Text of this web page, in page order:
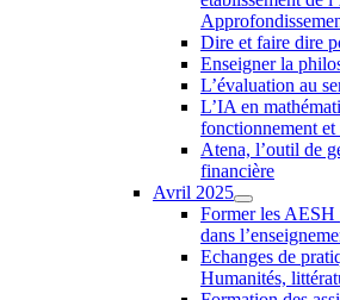
Dire et faire dire
Enseigner la
L’évaluation au
L’IA en
fonctionnement
Atena, l’outil de
financière
Avril 2025
Former les AESH
dans
Echanges de
Humanités,